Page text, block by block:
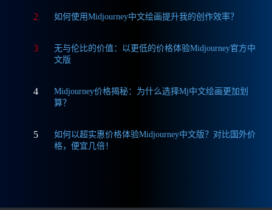
2 如何使用Midjourney中文绘画提升我的创作效率？
3
无与伦比的价值：以更低的价格体验Midjourney官方中
文版
4
Midjourney价格揭秘：为什么选择Mj中文绘画更加划
算？
5
如何以超实惠价格体验Midjourney中文版？对比国外价
格，便宜几倍！